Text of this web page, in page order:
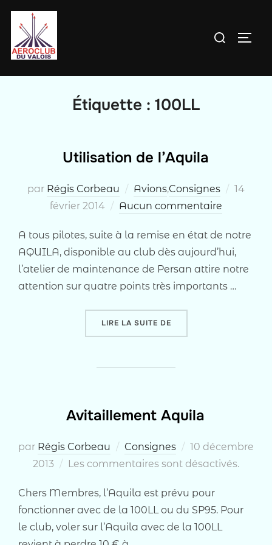
contenu
Rechercher :
Étiquette : 100LL
Utilisation de l’Aquila
par Régis Corbeau Avions,Consignes
Publié
14
février 2014
Aucun commentaire
A tous pilotes, suite à la remise en état de notre
AQUILA, disponible au club dès aujourd’hui,
l’atelier de maintenance de Persan attire notre
attention sur quatre points très importants …
LIRE LA SUITE DE« UTILISATION DE
Avitaillement Aquila
par Régis Corbeau Consignes
Publié
le
10 décembre
2013
Les commentaires sont désactivés.
Chers Membres, l’Aquila est prévu pour
fonctionner avec de la 100LL ou du SP95. Pour
le club, voler sur l’Aquila avec de la 100LL